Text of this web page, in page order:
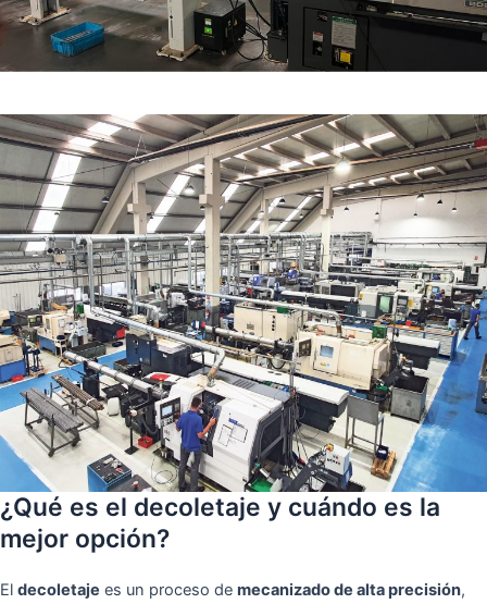
¿Qué es el decoletaje y cuándo es la
mejor opción?
El decoletaje es un proceso de mecanizado de alta precisión,